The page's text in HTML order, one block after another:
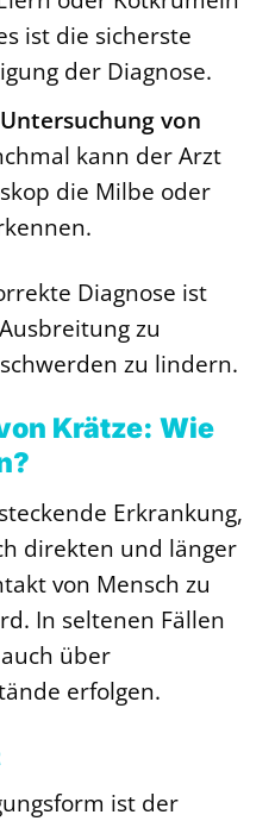
ist die sicherste
der Diagnose.
von
kann der Arzt
die Milbe oder
Diagnose ist
zu
zu lindern.
Krätze: Wie
Erkrankung,
direkten und länger
von Mensch zu
In seltenen Fällen
über
erfolgen.
ist der